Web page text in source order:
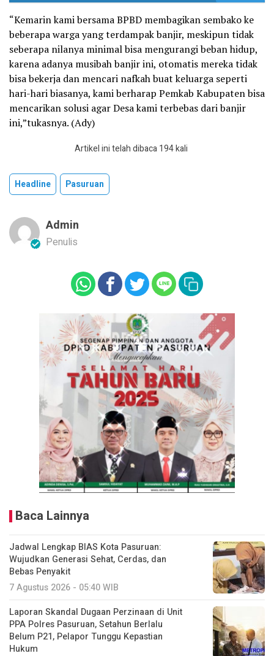
“Kemarin kami bersama BPBD membagikan sembako ke
beberapa warga yang terdampak banjir, meskipun tidak
seberapa nilanya minimal bisa mengurangi beban hidup,
karena adanya musibah banjir ini, otomatis mereka tidak
bisa bekerja dan mencari nafkah buat keluarga seperti
hari-hari biasanya, kami berharap Pemkab Kabupaten bisa
mencarikan solusi agar Desa kami terbebas dari banjir
ini,”tukasnya. (Ady)
Artikel ini telah dibaca 194 kali
Headline Pasuruan
Admin
Penulis
Baca Lainnya
Jadwal Lengkap BIAS Kota Pasuruan:
Wujudkan Generasi Sehat, Cerdas, dan
Bebas Penyakit
7 Agustus 2026 - 05:40 WIB
Laporan Skandal Dugaan Perzinaan di Unit
PPA Polres Pasuruan, Setahun Berlalu
Belum P21, Pelapor Tunggu Kepastian
Hukum